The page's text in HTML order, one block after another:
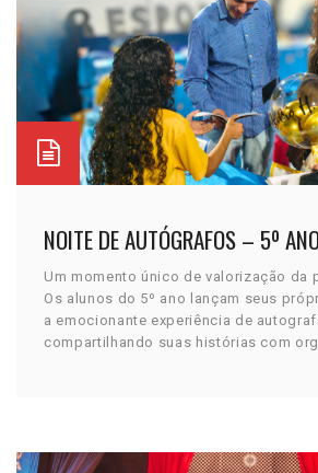
NOITE DE AUTÓGRAFOS – 5º
Um momento único de valorização da
Os alunos do 5º ano lançam seus
a emocionante experiência de
compartilhando suas histórias com